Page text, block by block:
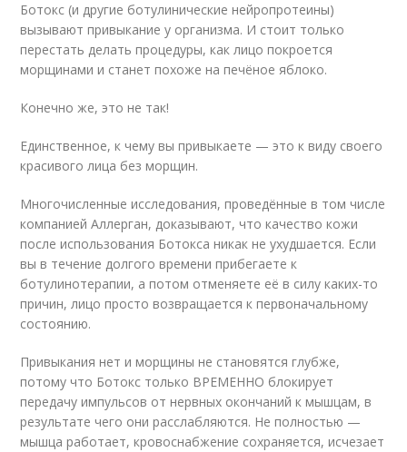
Ботокс (и другие ботулинические нейропротеины)
вызывают привыкание у организма. И стоит только
перестать делать процедуры, как лицо покроется
морщинами и станет похоже на печёное яблоко.
Конечно же, это не так!
Единственное, к чему вы привыкаете — это к виду своего
красивого лица без морщин.
Многочисленные исследования, проведённые в том числе
компанией Аллерган, доказывают, что качество кожи
после использования Ботокса никак не ухудшается. Если
вы в течение долгого времени прибегаете к
ботулинотерапии, а потом отменяете её в силу каких-то
причин, лицо просто возвращается к первоначальному
состоянию.
Привыкания нет и морщины не становятся глубже,
потому что Ботокс только ВРЕМЕННО блокирует
передачу импульсов от нервных окончаний к мышцам, в
результате чего они расслабляются. Не полностью —
мышца работает, кровоснабжение сохраняется, исчезает